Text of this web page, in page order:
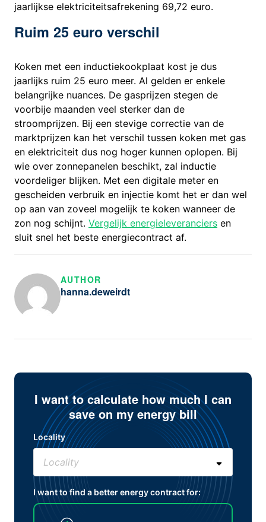
jaarlijkse elektriciteitsafrekening 69,72 euro.
Ruim 25 euro verschil
Koken met een inductiekookplaat kost je dus
jaarlijks ruim 25 euro meer. Al gelden er enkele
belangrijke nuances. De gasprijzen stegen de
voorbije maanden veel sterker dan de
stroomprijzen. Bij een stevige correctie van de
marktprijzen kan het verschil tussen koken met gas
en elektriciteit dus nog hoger kunnen oplopen. Bij
wie over zonnepanelen beschikt, zal inductie
voordeliger blijken. Met een digitale meter en
gescheiden verbruik en injectie komt het er dan wel
op aan van zoveel mogelijk te koken wanneer de
zon nog schijnt.Vergelijk energieleveranciers en
sluit snel het beste energiecontract af.
AUTHOR
hanna.deweirdt
I want to calculate how much I can
save on my energy bill
Locality
I want to find a better energy contract for: